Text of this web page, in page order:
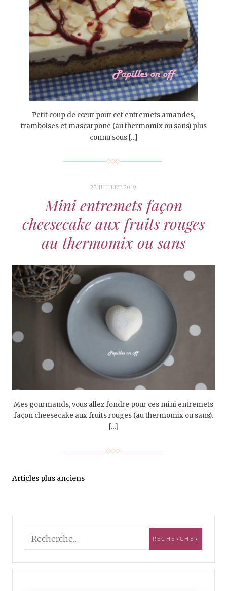
Petit coup de cœur pour cet entremets amandes,
framboises et mascarpone (au thermomix ou sans) plus
connu sous […]
22 JUILLET 2019
Mini entremets façon
cheesecake aux fruits rouges
au thermomix ou sans
Mes gourmands, vous allez fondre pour ces mini entremets
façon cheesecake aux fruits rouges (au thermomix ou sans).
[…]
Articles plus anciens